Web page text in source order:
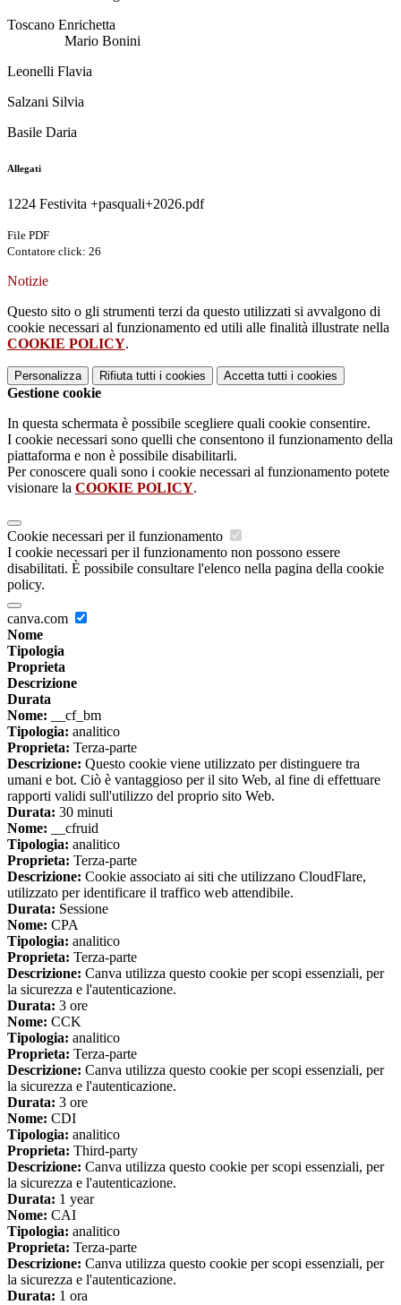
Toscano Enrichetta
Mario Bonini
Leonelli Flavia
Salzani Silvia
Basile Daria
Allegati
1224 Festivita +pasquali+2026.pdf
File PDF
Contatore click: 26
Notizie
Questo sito o gli strumenti terzi da questo utilizzati si avvalgono di
cookie necessari al funzionamento ed utili alle finalità illustrate nella
COOKIE POLICY.
Personalizza Rifiuta tutti i cookies Accetta tutti i cookies
Gestione cookie
In questa schermata è possibile scegliere quali cookie consentire.
I cookie necessari sono quelli che consentono il funzionamento della
piattaforma e non è possibile disabilitarli.
Per conoscere quali sono i cookie necessari al funzionamento potete
visionare la COOKIE POLICY.
Cookie necessari per il funzionamento
I cookie necessari per il funzionamento non possono essere
disabilitati. È possibile consultare l'elenco nella pagina della cookie
policy.
canva.com
Nome
Tipologia
Proprieta
Descrizione
Durata
Nome: __cf_bm
Tipologia: analitico
Proprieta: Terza-parte
Descrizione: Questo cookie viene utilizzato per distinguere tra
umani e bot. Ciò è vantaggioso per il sito Web, al fine di effettuare
rapporti validi sull'utilizzo del proprio sito Web.
Durata: 30 minuti
Nome: __cfruid
Tipologia: analitico
Proprieta: Terza-parte
Descrizione: Cookie associato ai siti che utilizzano CloudFlare,
utilizzato per identificare il traffico web attendibile.
Durata: Sessione
Nome: CPA
Tipologia: analitico
Proprieta: Terza-parte
Descrizione: Canva utilizza questo cookie per scopi essenziali, per
la sicurezza e l'autenticazione.
Durata: 3 ore
Nome: CCK
Tipologia: analitico
Proprieta: Terza-parte
Descrizione: Canva utilizza questo cookie per scopi essenziali, per
la sicurezza e l'autenticazione.
Durata: 3 ore
Nome: CDI
Tipologia: analitico
Proprieta: Third-party
Descrizione: Canva utilizza questo cookie per scopi essenziali, per
la sicurezza e l'autenticazione.
Durata: 1 year
Nome: CAI
Tipologia: analitico
Proprieta: Terza-parte
Descrizione: Canva utilizza questo cookie per scopi essenziali, per
la sicurezza e l'autenticazione.
Durata: 1 ora